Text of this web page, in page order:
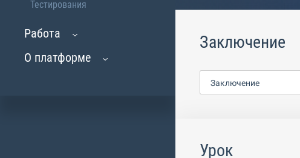
Тестирования
Работа
О платформе
Заключение
Заключение
Урок